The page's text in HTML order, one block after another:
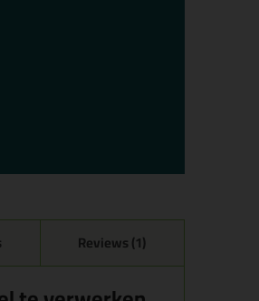
Reviews (1)